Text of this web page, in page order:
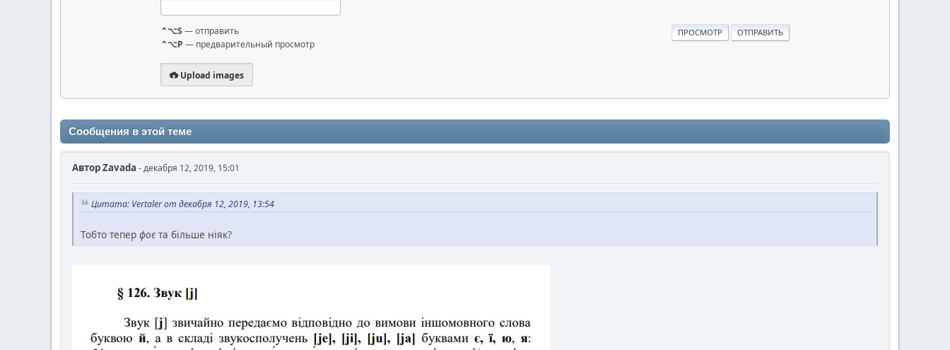
⌃⌥S — отправить
⌃⌥P — предварительный просмотр
Upload images
Сообщения в этой теме
АвторZavada - декабря 12, 2019, 15:01
Цитата: Vertaler от декабря 12, 2019, 13:54
Тобто тепер фоє та більше ніяк?